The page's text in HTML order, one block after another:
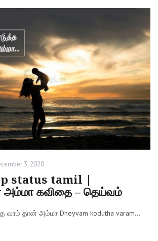
3, 2020
status tamil |
அம்மா கவிதை – தெய்வம்
தான் அம்மா Dheyvam kodutha varam...